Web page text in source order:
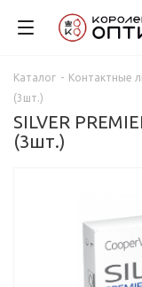
Каталог - Контактные
(3шт.)
SILVER
(3шт.)